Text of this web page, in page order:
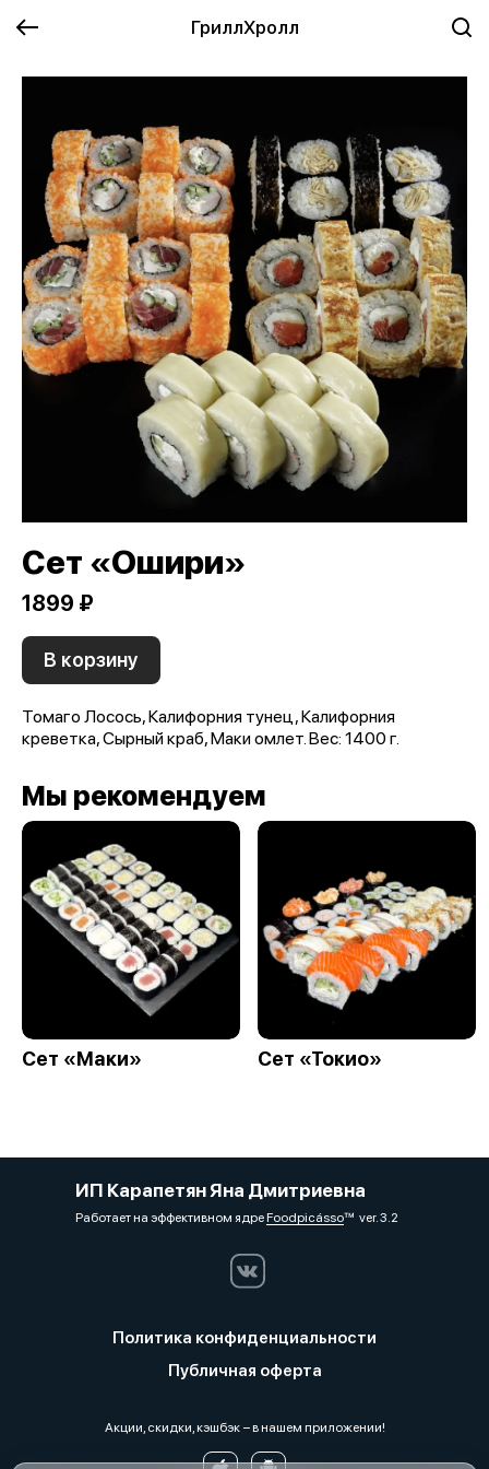
ГриллХролл
Сет «Ошири»
1899 ₽
В корзину
Томаго Лосось, Калифорния тунец, Калифорния
креветка, Сырный краб, Маки омлет. Вес: 1400 г.
Мы рекомендуем
Сет «Маки» Сет «Токио»
ИП Карапетян Яна Дмитриевна
Работает на эффективном ядреFoodpicássover. 3.2
Политика конфиденциальности
Публичная оферта
Акции, скидки, кэшбэк − в нашем приложении!